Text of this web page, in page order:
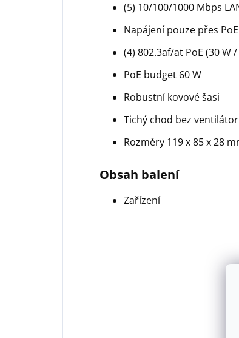
(5) 10/100/1000 Mbps
Napájení pouze přes
(4) 802.3af/at PoE (30 W
PoE budget 60 W
Robustní kovové šasi
Tichý chod bez
Rozměry 119 x 85 x 28
Obsah balení
Zařízení